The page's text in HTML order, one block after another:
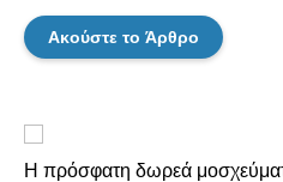
Ακούστε το Άρθρο
Η πρόσφατη δωρεά